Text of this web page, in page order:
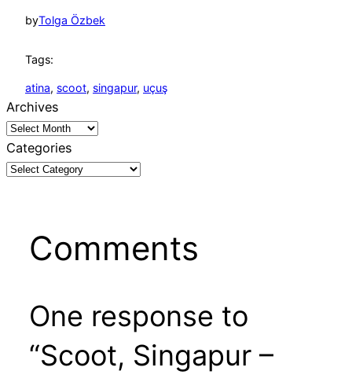
byTolga Özbek
Tags:
atina, scoot, singapur, uçuş
Archives
Categories
Comments
One response to
“Scoot, Singapur –